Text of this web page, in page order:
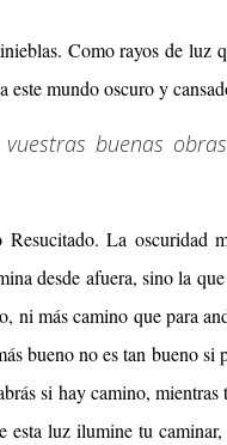
Como rayos de luz
este mundo oscuro y
buenas
La oscuridad
desde afuera, sino la que
ni más camino que para
bueno no es tan bueno si
si hay camino, mientras
esta luz ilumine tu